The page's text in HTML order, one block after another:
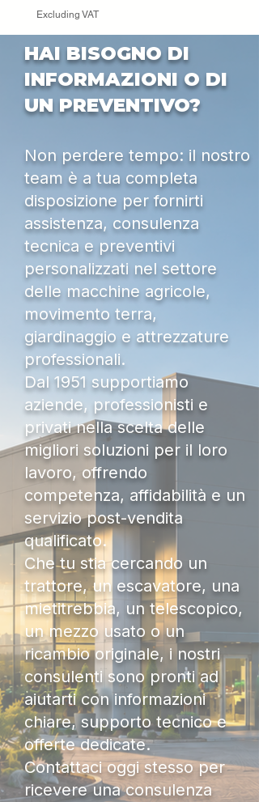
Excluding VAT
HAI BISOGNO DI
INFORMAZIONI O DI
UN PREVENTIVO?
Non perdere tempo: il nostro
team è a tua completa
disposizione per fornirti
assistenza, consulenza
tecnica e preventivi
personalizzati nel settore
delle macchine agricole,
movimento terra,
giardinaggio e attrezzature
professionali.
Dal 1951 supportiamo
aziende, professionisti e
privati nella scelta delle
migliori soluzioni per il loro
lavoro, offrendo
competenza, affidabilità e un
servizio post-vendita
qualificato.
Che tu stia cercando un
trattore, un escavatore, una
mietitrebbia, un telescopico,
un mezzo usato o un
ricambio originale, i nostri
consulenti sono pronti ad
aiutarti con informazioni
chiare, supporto tecnico e
offerte dedicate.
Contattaci oggi stesso per
ricevere una consulenza